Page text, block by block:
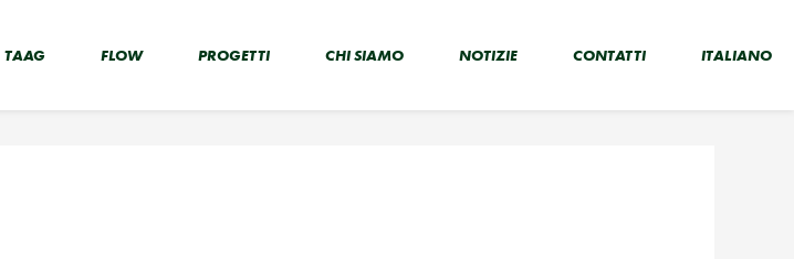
TAAG FLOW PROGETTI CHI SIAMO NOTIZIE CONTATTI ITALIANO